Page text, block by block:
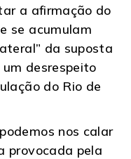
a afirmação do
se acumulam
da suposta
desrespeito
do Rio de
nos calar
provocada pela